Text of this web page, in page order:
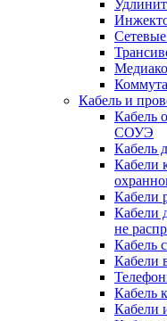
Кабель и
Кабель
СОУЭ
Кабель
Кабели
Кабели
Кабели
не
Кабель
Кабели
Кабель
Кабели